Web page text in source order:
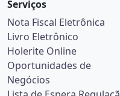
Livro Eletrônico
Holerite Online
Oportunidades de
Negócios
Lista de Espera Regulação
Alvará de construção/